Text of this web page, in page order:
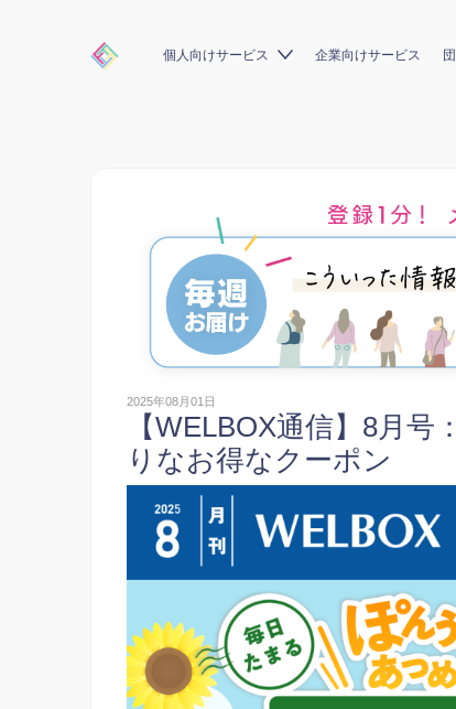
個人向けサービス 企業向けサービス
2025年08月01日
【WELBOX通信】8月
りなお得なクーポン